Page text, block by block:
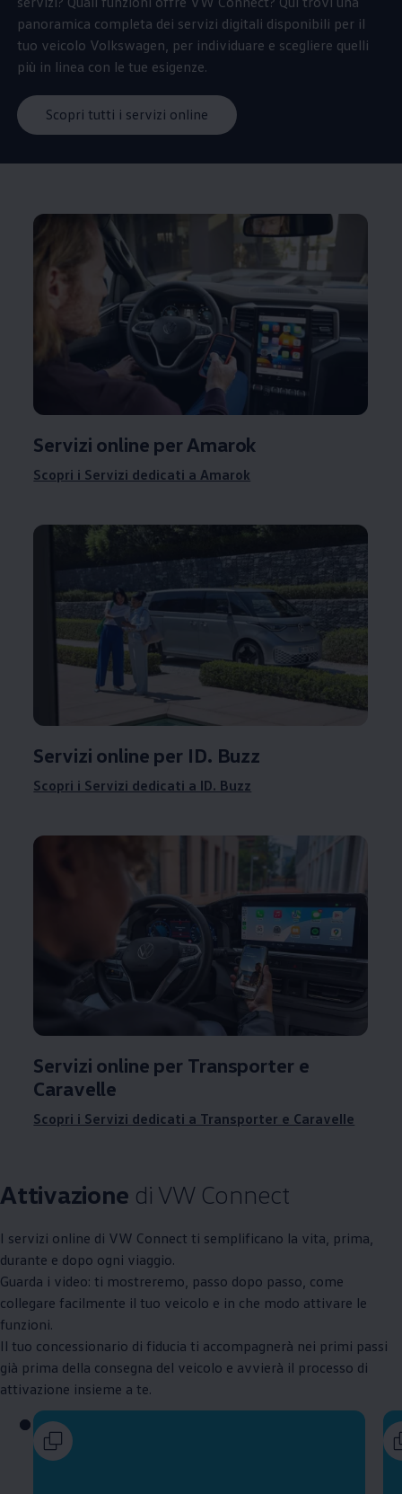
panoramica completa dei servizi digitali disponibili per il
tuo veicolo Volkswagen , per individuare e scegliere quelli
più in linea con le tue esigenze.
Scopri tutti i servizi online
Servizi online per Amarok
Scopri i Servizi dedicati a Amarok
Servizi online per ID. Buzz
Scopri i Servizi dedicati a ID. Buzz
Servizi online per Transporter e
Caravelle
Scopri i Servizi dedicati a Transporter e Caravelle
Attivazione di VW Connect
I servizi online di VW Connect ti semplificano la vita, prima,
durante e dopo ogni viaggio.
Guarda i video: ti mostreremo, passo dopo passo, come
collegare facilmente il tuo veicolo e in che modo attivare le
funzioni.
Il tuo concessionario di fiducia ti accompagnerà nei primi passi
già prima della consegna del veicolo e avvierà il processo di
attivazione insieme a te.